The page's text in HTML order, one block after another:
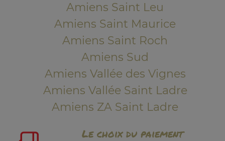
Amiens Saint Leu
Amiens Saint Maurice
Amiens Saint Roch
Amiens Sud
Amiens Vallée des Vignes
Amiens Vallée Saint Ladre
Amiens ZA Saint Ladre
Le choix du paiement